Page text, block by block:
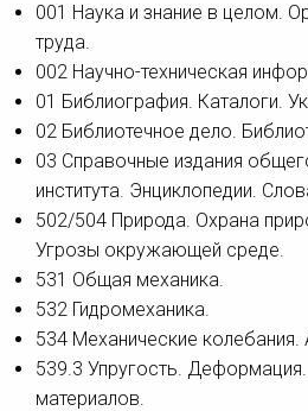
001 Наука и знание в целом.
труда.
002 Научно-техническая
01 Библиография. Каталоги.
02 Библиотечное дело.
03 Справочные издания
института. Энциклопедии.
502/504 Природа. Охрана
Угрозы окружающей среде.
531 Общая механика.
532 Гидромеханика.
534 Механические колебания.
539.3 Упругость.
материалов.